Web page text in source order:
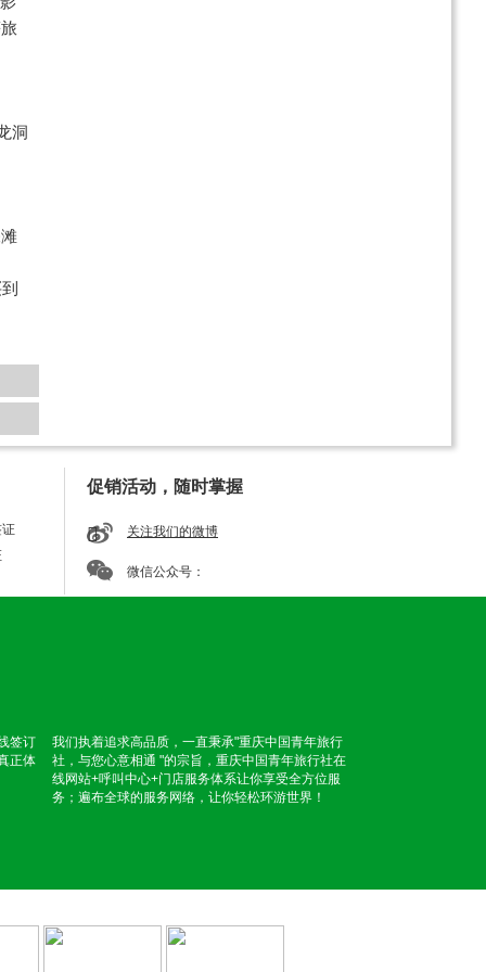
洞
促销活动，随时掌握
关注我们的微博
微信公众号：
签订
正体
我们执着追求高品质，一直秉承"重庆中国青年旅行
社，与您心意相通 "的宗旨，重庆中国青年旅行社在
线网站+呼叫中心+门店服务体系让你享受全方位服
务；遍布全球的服务网络，让你轻松环游世界！